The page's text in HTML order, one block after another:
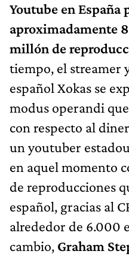
Youtube en España
aproximadamente
millón de
tiempo, el streamer
español Xokas se
modus operandi
con respecto al
un youtuber
en aquel momento
de reproducciones
español, gracias al
alrededor de 6.000
cambio, Graham